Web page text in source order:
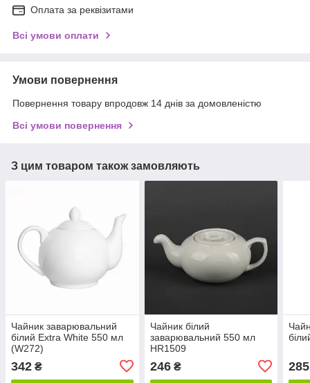
Оплата за реквізитами
Всі умови оплати
Умови повернення
Повернення товару впродовж 14 днів за домовленістю
Всі умови повернення
З цим товаром також замовляють
Чайник заварювальний
білий Extra White 550 мл
(W272)
342 ₴
Чайник білий
заварювальний 550 мл
HR1509
246₴ 285